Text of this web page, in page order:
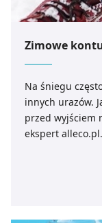
Zimowe
Na śniegu
innych urazów.
przed wyjściem
ekspert alleco.pl.